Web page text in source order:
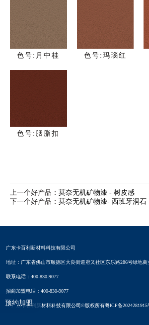
色号:月中桂 色号:玛瑙红
色号:胭脂扣
上一个好产品： 莫奈无机矿物漆 - 树皮感
下一个好产品： 莫奈无机矿物漆- 西班牙洞石
预约加盟
广东卡百利新材料科技有限公司
地址：广东省佛山市顺德区大良街道府又社区东乐路286号绿地商
联系电话：400-830-9077
招商加盟电话：400-830-9077
© 广东卡百利新材料科技有限公司©版权所有粤ICP备2024281915